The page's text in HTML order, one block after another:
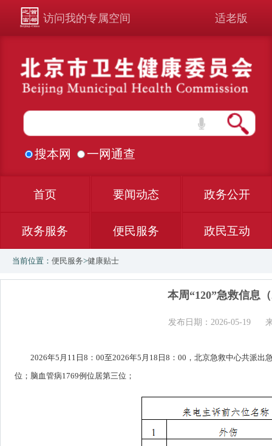
访问我的专属空间 适老版
搜本网 一网通查
首页 要闻动态 政务公开
政务服务 便民服务 政民互动
当前位置： 便民服务>健康贴士
本周“120”急救信息
发布日期：2026-05-19
2026年5月11日8：00至2026年5月18日8：00，北京急救中心共派
位；脑血管病1769例位居第三位；